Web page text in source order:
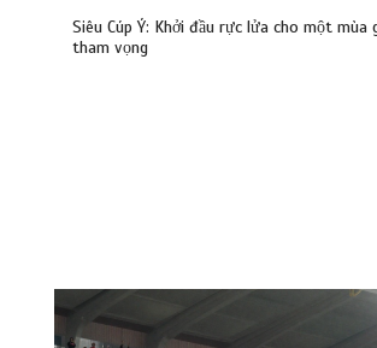
Siêu Cúp Ý: Khởi đầu rực lửa cho một mùa
tham vọng